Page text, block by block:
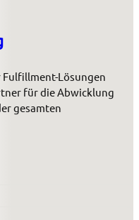
Lösungen
für die Abwicklung
gesamten